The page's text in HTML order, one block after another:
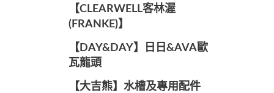
️【CLEARWELL客林渥
(FRANKE)】️
️【DAY&DAY】️日日&AVA歐
瓦龍頭
【大吉熊】水槽及專用配件